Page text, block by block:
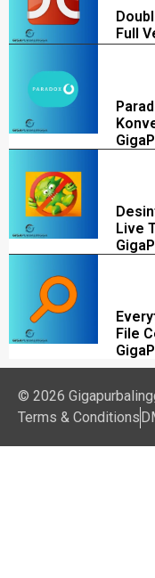
Full
Live
File
© 2026
Terms & Conditions